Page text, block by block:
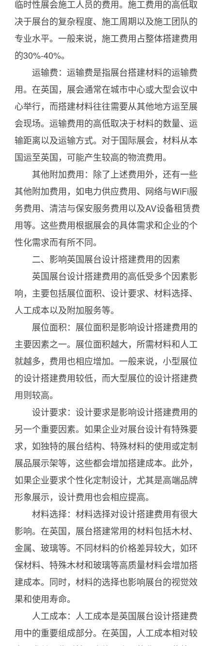
临时性展会施工人员的费用。施工费用的高低取
决于展台的复杂程度、施工周期以及施工团队的
专业水平。一般来说，施工费用占整体搭建费用
的30%-40%。
运输费：运输费是指展台搭建材料的运输费
用。在英国，展会通常在城市中心或大型会议中
心举行，而搭建材料往往需要从其他地方运至展
会现场。运输费用的高低取决于材料的数量、运
输距离以及运输方式。对于国际展会，材料从本
国运至英国，可能产生较高的物流费用。
其他附加费用：除了上述费用外，还有一些
其他附加费用，如电力供应费用、网络与WiFi服
务费用、清洁与保安服务费用以及AV设备租赁费
用等。这些费用根据展会的具体需求和企业的个
性化需求而有所不同。
二、影响英国展台设计搭建费用的因素
英国展台设计搭建费用的高低受多个因素影
响，主要包括展位面积、设计要求、材料选择、
人工成本以及附加服务等。
展位面积：展位面积是影响设计搭建费用的
主要因素之一。展位面积越大，所需材料和人工
就越多，费用也相应增加。一般来说，小型展位
的设计搭建费用较低，而大型展位的设计搭建费
用则较高。
设计要求：设计要求是影响设计搭建费用的
另一个重要因素。如果企业对展台设计有特殊要
求，如独特的展台结构、特殊材料的使用或定制
展品展示架等，这些都会增加搭建成本。此外，
如果企业要求个性化定制设计，尤其是高端品牌
形象展示，设计费用也会相应提高。
材料选择：材料选择对设计搭建费用有很大
影响。在英国，展台搭建常用的材料包括木材、
金属、玻璃等。不同材料的价格差异较大，如环
保材料、特殊木材和玻璃等高质量材料会增加搭
建成本。同时，材料的选择也影响展台的视觉效
果和使用寿命。
人工成本：人工成本是英国展台设计搭建费
用中的重要组成部分。在英国，人工成本相对较